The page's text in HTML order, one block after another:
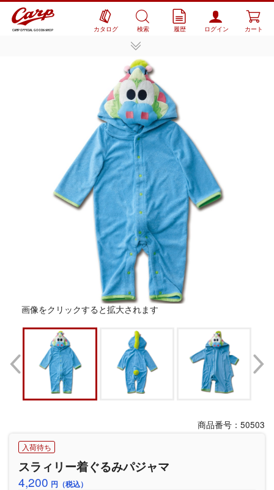
CARP OFFICIAL GOODS SHOP カタログ 検索 履歴 ログイン カート
画像をクリックすると拡大されます
商品番号：50503
入荷待ち
スラィリー着ぐるみパジャマ
4,200 円（税込）